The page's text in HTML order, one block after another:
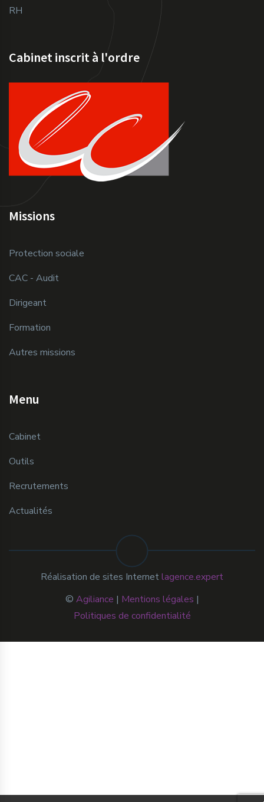
RH
Missions
Protection sociale
CAC - Audit
Dirigeant
Formation
Autres missions
Menu
Cabinet
Outils
Recrutements
Actualités
Cabinet inscrit à l'ordre
© Agiliance | Mentions légales |
Politiques de confidentialité
Réalisation de sites Internetlagence.expert